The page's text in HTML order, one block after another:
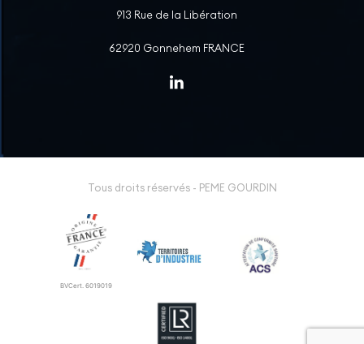
913 Rue de la Libération
62920 Gonnehem FRANCE
Tous droits réservés - PEME GOURDIN
BVCert. 6019019